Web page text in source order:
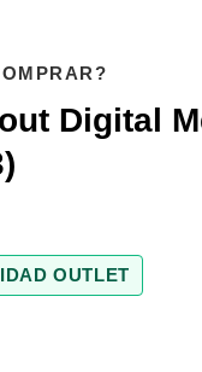
Digital
OUTLET